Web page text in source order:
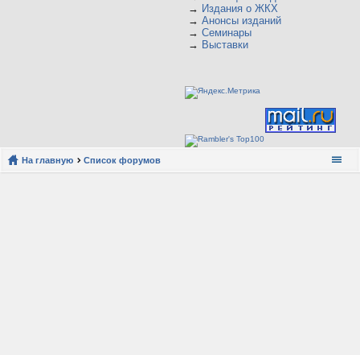
→ Издания о ЖКХ
→ Анонсы изданий
→ Семинары
→ Выставки
На главную Список форумов